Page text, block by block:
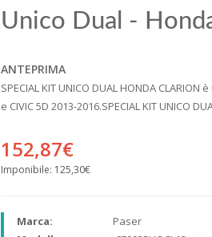
Unico Dual -
ANTEPRIMA
SPECIAL KIT UNICO DUAL HONDA
e CIVIC 5D 2013-2016.SPECIAL KIT UNICO
152,87€
Imponibile: 125,30€
Marca:
Paser